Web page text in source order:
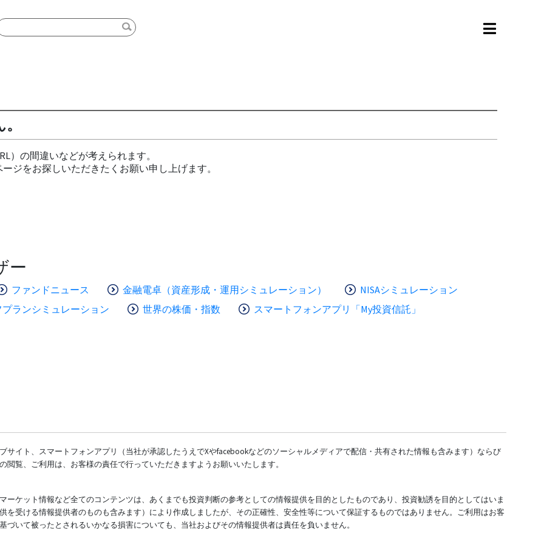
）の間違いなどが考えられます。
ジをお探しいただきたくお願い申し上げます。
ー
ファンドニュース 金融電卓（資産形成・運用シミュレーション）
NISAシミュレーション
ランシミュレーション
世界の株価・指数 スマートフォンアプリ「My投資信託」
イト、スマートフォンアプリ（当社が承認したうえでXやfacebookなどのソーシャルメディアで配信・共有された情報も含みます）ならび
覧、ご利用は、お客様の責任で行っていただきますようお願いいたします。
ケット情報など全てのコンテンツは、あくまでも投資判断の参考としての情報提供を目的としたものであり、投資勧誘を目的としてはいま
受ける情報提供者のものも含みます）により作成しましたが、その正確性、安全性等について保証するものではありません。ご利用はお客
いて被ったとされるいかなる損害についても、当社およびその情報提供者は責任を負いません。